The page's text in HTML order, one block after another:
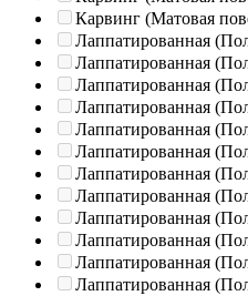
Карвинг (Матовая
Лаппатированная
Лаппатированная
Лаппатированная
Лаппатированная
Лаппатированная
Лаппатированная
Лаппатированная
Лаппатированная
Лаппатированная
Лаппатированная
Лаппатированная
Лаппатированная